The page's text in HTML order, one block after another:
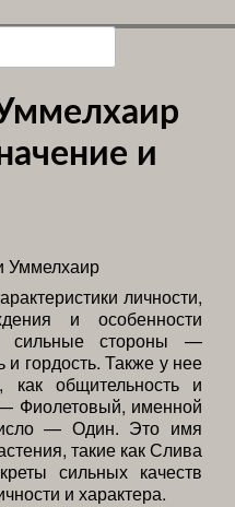
и
личности,
и особенности
сильные стороны —
и гордость. Также у нее
как общительность и
Фиолетовый, именной
— Один. Это имя
такие как Слива
сильных качеств
и характера.